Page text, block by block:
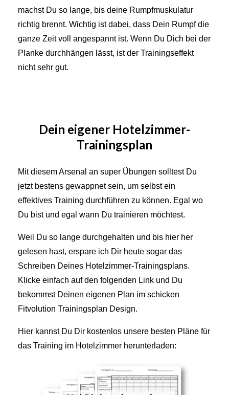
machst Du so lange, bis deine Rumpfmuskulatur
richtig brennt. Wichtig ist dabei, dass Dein Rumpf die
ganze Zeit voll angespannt ist. Wenn Du Dich bei der
Planke durchhängen lässt, ist der Trainingseffekt
nicht sehr gut.
Dein eigener Hotelzimmer-
Trainingsplan
Mit diesem Arsenal an super Übungen solltest Du
jetzt bestens gewappnet sein, um selbst ein
effektives Training durchführen zu können. Egal wo
Du bist und egal wann Du trainieren möchtest.
Weil Du so lange durchgehalten und bis hier her
gelesen hast, erspare ich Dir heute sogar das
Schreiben Deines Hotelzimmer-Trainingsplans.
Klicke einfach auf den folgenden Link und Du
bekommst Deinen eigenen Plan im schicken
Fitvolution Trainingsplan Design.
Hier kannst Du Dir kostenlos unsere besten Pläne für
das Training im Hotelzimmer herunterladen: